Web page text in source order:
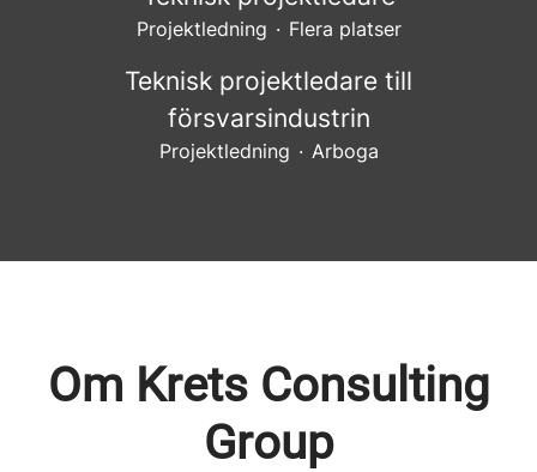
Projektledning · Flera platser
Teknisk projektledare till
försvarsindustrin
Projektledning · Arboga
Om Krets Consulting
Group